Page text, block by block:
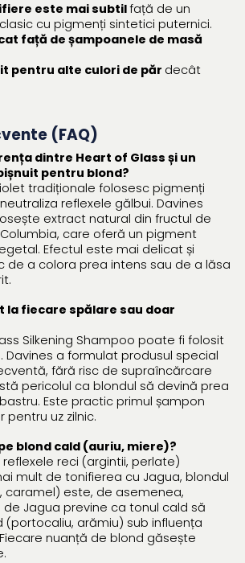
este mai subtilfață de un
cu pigmenți sintetici puternici.
față de șampoanele de masă
pentru alte culori de păr decât
(FAQ)
dintre Heart of Glass și un
pentru blond?
tradiționale folosesc pigmenți
reflexele gălbui. Davines
extract natural din fructul de
care oferă un pigment
Efectul este mai delicat și
de a colora prea intens sau de a lăsa
la fiecare spălare sau doar
Silkening Shampoo poate fi folosit
Davines a formulat produsul special
fără risc de supraîncărcare
pericolul ca blondul să devină prea
Este practic primul șampon
pentru uz zilnic.
blond cald (auriu, miere)?
reci (argintii, perlate)
mult de tonifierea cu Jagua, blondul
caramel) este, de asemenea,
de Jagua previne ca tonul cald să
(portocaliu, arămiu) sub influența
nuanță de blond găsește